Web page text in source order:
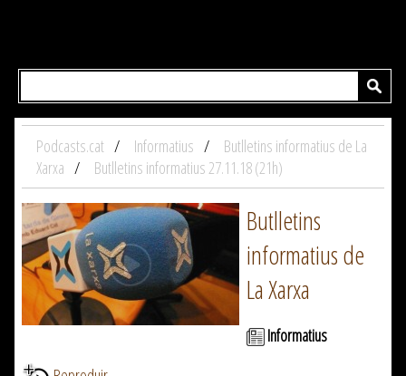
Podcasts.cat Informatius
Butlletins informatius de La
Xarxa
Butlletins informatius 27.11.18 (21h)
Butlletins
informatius de
La Xarxa
Informatius